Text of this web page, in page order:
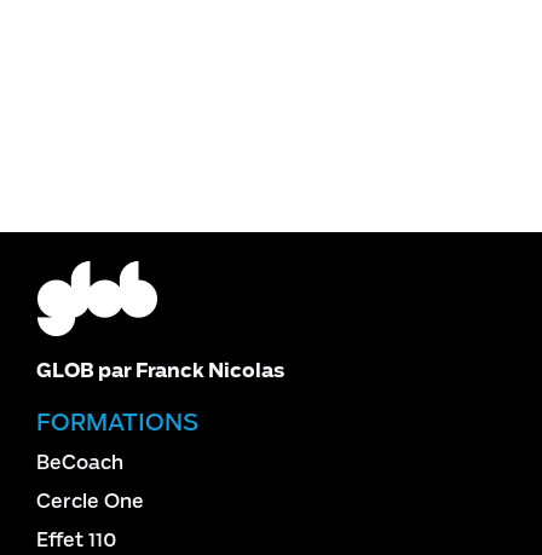
GLOB par Franck Nicolas
FORMATIONS
BeCoach
Cercle One
Effet 110